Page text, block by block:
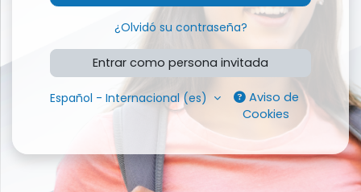
¿Olvidó su contraseña?
Entrar como persona invitada
Español - Internacional ‎(es)‎
Aviso de
Cookies